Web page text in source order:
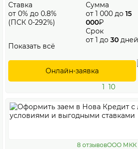
Ставка
от 0% до 0.8%
(ПСК 0-292%)
Сумма
от 1 000 до 15
000₽
Срок
от 1 до 30 дней
Показать всё
Онлайн-заявка
1 10
8 отзывовООО МКК